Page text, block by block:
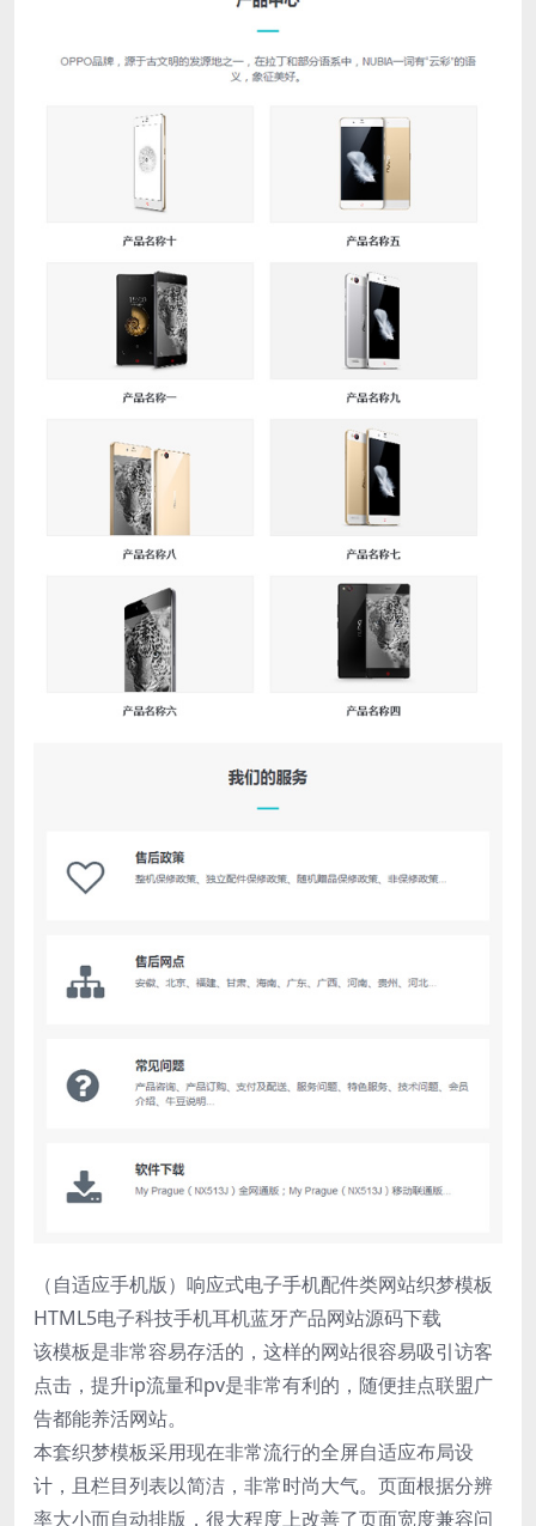
（自适应手机版）响应式电子手机配件类网站织梦模板
HTML5电子科技手机耳机蓝牙产品网站源码下载
该模板是非常容易存活的，这样的网站很容易吸引访客
点击，提升ip流量和pv是非常有利的，随便挂点联盟广
告都能养活网站。
本套织梦模板采用现在非常流行的全屏自适应布局设
计，且栏目列表以简洁，非常时尚大气。页面根据分辨
率大小而自动排版，很大程度上改善了页面宽度兼容问